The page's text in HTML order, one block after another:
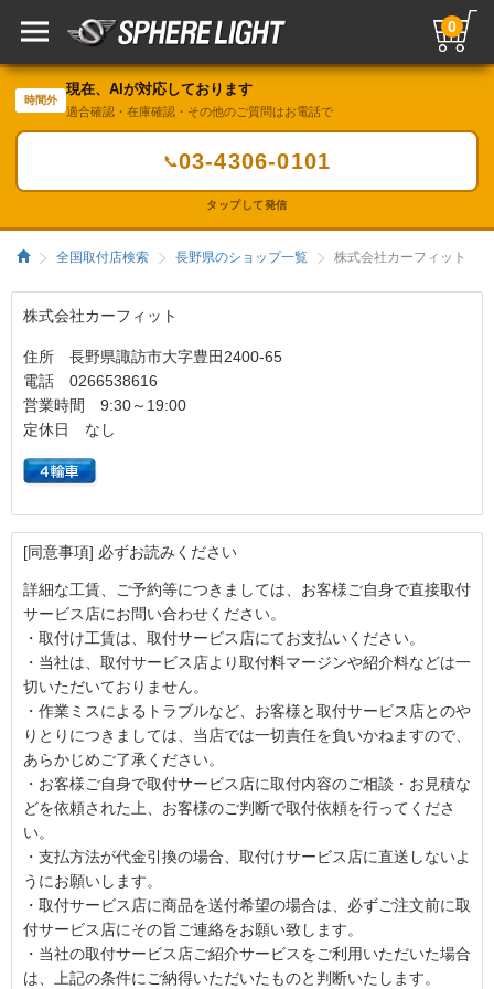
0
時間外
現在、AIが対応しております
適合確認・在庫確認・その他のご質問はお電話で
📞03-4306-0101
タップして発信
全国取付店検索 長野県のショップ一覧 株式会社カーフィット
株式会社カーフィット
住所 長野県諏訪市大字豊田2400-65
電話 0266538616
営業時間 9:30～19:00
定休日 なし
[同意事項] 必ずお読みください
詳細な工賃、ご予約等につきましては、お客様ご自身で直接取付
サービス店にお問い合わせください。
・取付け工賃は、取付サービス店にてお支払いください。
・当社は、取付サービス店より取付料マージンや紹介料などは一
切いただいておりません。
・作業ミスによるトラブルなど、お客様と取付サービス店とのや
りとりにつきましては、当店では一切責任を負いかねますので、
あらかじめご了承ください。
・お客様ご自身で取付サービス店に取付内容のご相談・お見積な
どを依頼された上、お客様のご判断で取付依頼を行ってくださ
い。
・支払方法が代金引換の場合、取付けサービス店に直送しないよ
うにお願いします。
・取付サービス店に商品を送付希望の場合は、必ずご注文前に取
付サービス店にその旨ご連絡をお願い致します。
・当社の取付サービス店ご紹介サービスをご利用いただいた場合
は、上記の条件にご納得いただいたものと判断いたします。